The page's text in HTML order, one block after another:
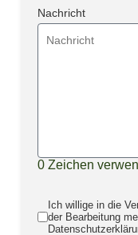
Nachricht
0Zeichen
Ich willige in die
der Bearbeitung